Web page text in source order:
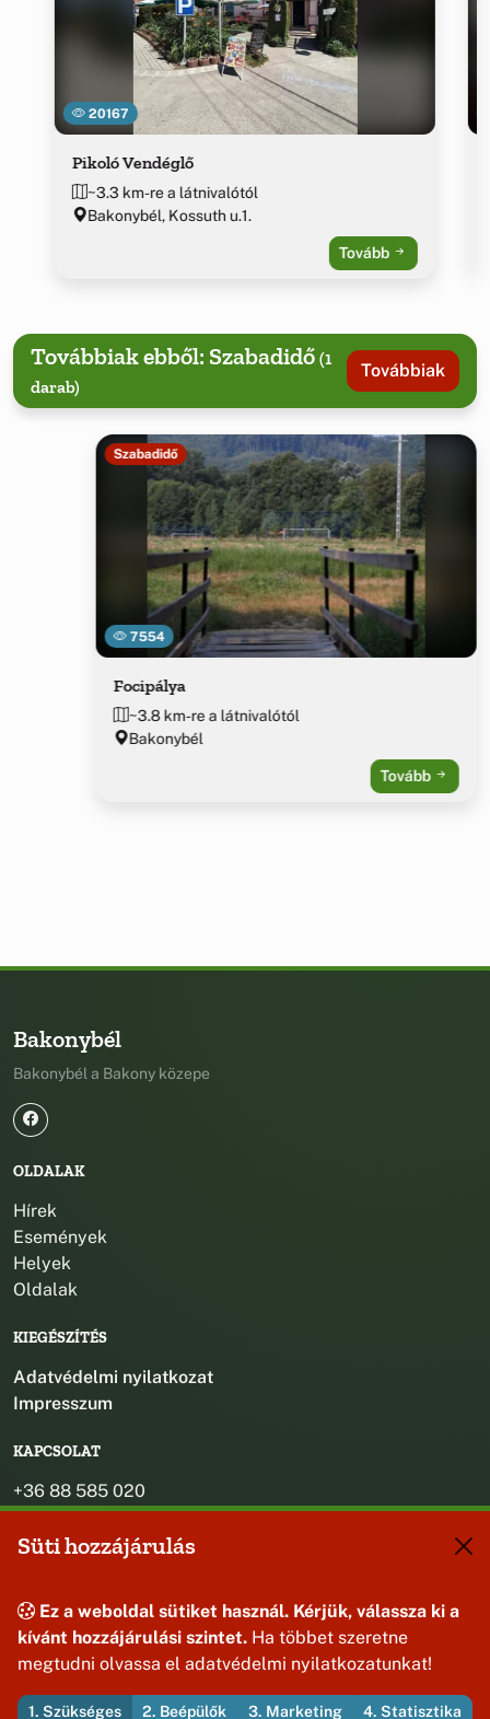
20167
Pikoló Vendéglő
~3.3 km-re a látnivalótól
Bakonybél, Kossuth u.1.
Tovább
Továbbiak ebből: Szabadidő (1
darab)
Továbbiak
7554
Szabadidő
Focipálya
~3.8 km-re a látnivalótól
Bakonybél
Tovább
Bakonybél
Bakonybél a Bakony közepe
OLDALAK
Hírek
Események
Helyek
Oldalak
KIEGÉSZÍTÉS
Adatvédelmi nyilatkozat
Impresszum
KAPCSOLAT
+36 88 585 020
+36 30 442 8024
titkarsag@bakonybel.hu
8427 Bakonybél, Pápai u. 7.
Süti hozzájárulás
Ez a weboldal sütiket használ. Kérjük, válassza ki a
kívánt hozzájárulási szintet. Ha többet szeretne
megtudni olvassa el adatvédelmi nyilatkozatunkat!
1. Szükséges 2. Beépülők 3. Marketing 4. Statisztika